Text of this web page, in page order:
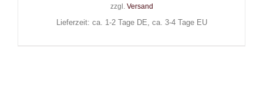
zzgl. Versand
Lieferzeit: ca. 1-2 Tage DE, ca. 3-4 Tage EU